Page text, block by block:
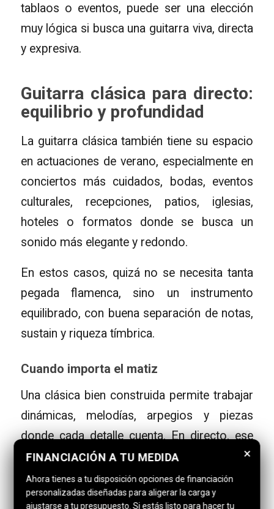
tablaos o eventos, puede ser una elección
muy lógica si busca una guitarra viva, directa
y expresiva.
Guitarra clásica para directo:
equilibrio y profundidad
La guitarra clásica también tiene su espacio
en actuaciones de verano, especialmente en
conciertos más cuidados, bodas, eventos
culturales, recepciones, patios, iglesias,
hoteles o formatos donde se busca un
sonido más elegante y redondo.
En estos casos, quizá no se necesita tanta
pegada flamenca, sino un instrumento
equilibrado, con buena separación de notas,
sustain y riqueza tímbrica.
Cuando importa el matiz
Una clásica bien construida permite trabajar
dinámicas, melodías, arpegios y piezas
donde cada detalle cuenta. En directo, ese
equilibrio es fundamental. Una guitarra
demasiado apagada puede quedarse corta,
pero una demasiado brillante puede resultar
×
FINANCIACIÓN A TU MEDIDA
Ahora tienes a tu disposición opciones de financiación
personalizadas diseñadas para aligerar la carga y
ajustarse a tu presupuesto. Si estás listo para hacer tu